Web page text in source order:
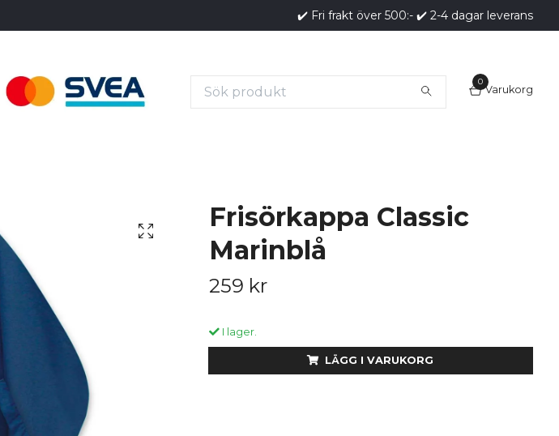
✔️ Fri frakt över 500:- ✔️ 2-4 dagar leverans
0
Varukorg
Frisörkappa Classic
Marinblå
259 kr
I lager.
LÄGG I VARUKORG